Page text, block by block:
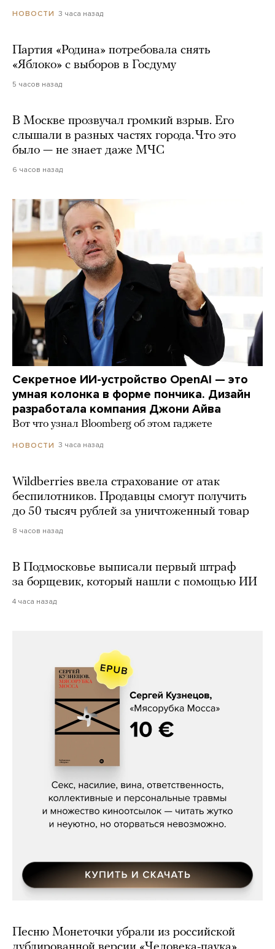
НОВОСТИ 3 часа назад
Партия «Родина» потребовала снять
«Яблоко» с выборов в Госдуму
5 часов назад
В Москве прозвучал громкий взрыв. Его
слышали в разных частях города. Что это
было — не знает даже МЧС
6 часов назад
Секретное ИИ-устройство OpenAI — это
умная колонка в форме пончика. Дизайн
разработала компания Джони Айва
Вот что узнал Bloomberg об этом гаджете
НОВОСТИ 3 часа назад
Wildberries ввела страхование от атак
беспилотников. Продавцы смогут получить
до 50 тысяч рублей за уничтоженный товар
8 часов назад
В Подмосковье выписали первый штраф
за борщевик, который нашли с помощью ИИ
4 часа назад
Сергей Кузнецов, «Мясорубка
Песню Монеточки убрали из российской